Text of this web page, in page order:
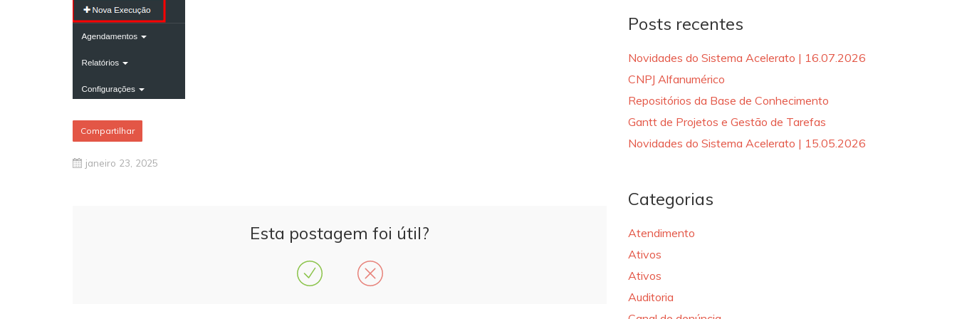
Compartilhar
janeiro 23, 2025
Esta postagem foi útil?
Posts recentes
Novidades do Sistema Acelerato | 16.07.2026
CNPJ Alfanumérico
Repositórios da Base de Conhecimento
Gantt de Projetos e Gestão de Tarefas
Novidades do Sistema Acelerato | 15.05.2026
Categorias
Atendimento
Ativos
Ativos
Auditoria